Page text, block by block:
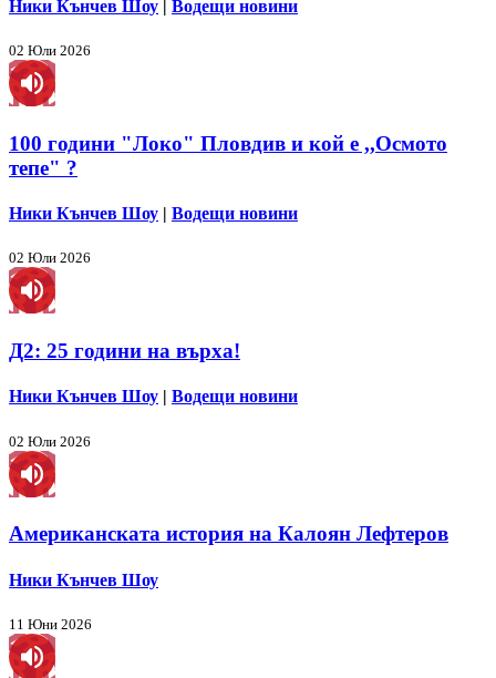
Ники Кънчев Шоу Водещи новини
02 Юли 2026
100 години "Локо" Пловдив и кой е ,,Осмото
тепе" ?
Ники Кънчев Шоу | Водещи новини
02 Юли 2026
Д2: 25 години на върха!
Ники Кънчев Шоу | Водещи новини
02 Юли 2026
Американската история на Калоян Лефтеров
Ники Кънчев Шоу
11 Юни 2026